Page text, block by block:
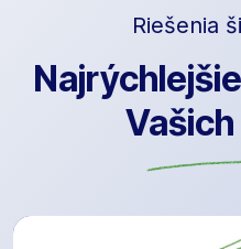
Riešenia